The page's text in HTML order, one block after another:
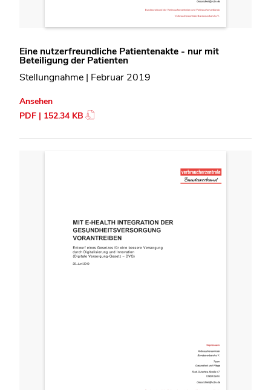
Eine nutzerfreundliche Patientenakte - nur mit
Beteiligung der Patienten
Stellungnahme | Februar 2019
Ansehen
PDF | 152.34 KB